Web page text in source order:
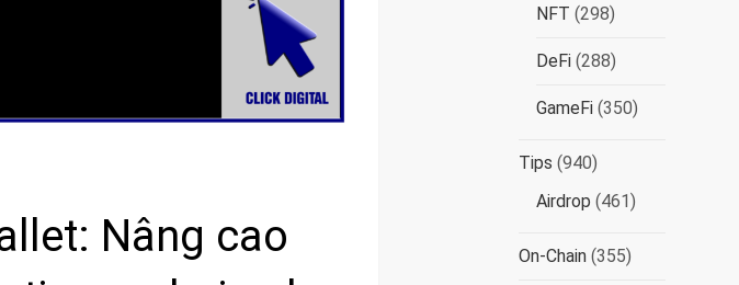
Nâng cao
NFT (298)
DeFi (288)
GameFi (350)
Tips (940)
Airdrop (461)
On-Chain (355)